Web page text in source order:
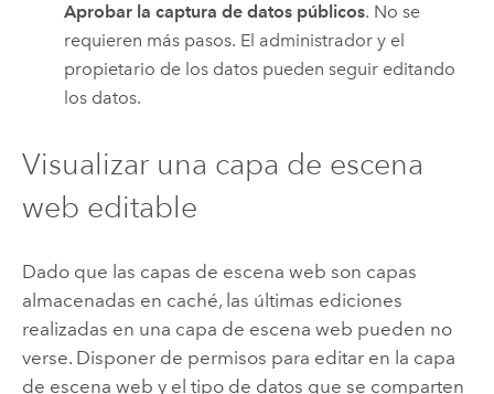
Aprobar la captura de datos públicos. No se
requieren más pasos. El administrador y el
propietario de los datos pueden seguir editando
los datos.
Visualizar una capa de escena
web editable
Dado que las capas de escena web son capas
almacenadas en caché, las últimas ediciones
realizadas en una capa de escena web pueden no
verse. Disponer de permisos para editar en la capa
de escena web y el tipo de datos que se comparten